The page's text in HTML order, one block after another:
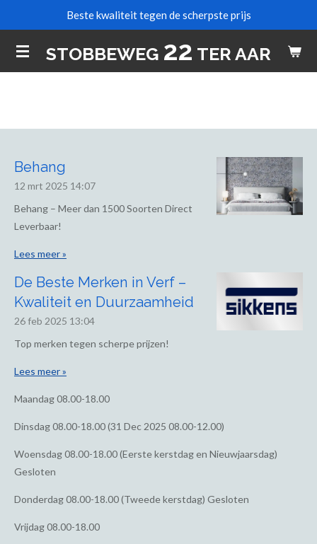
naar
de
STOBBEWEG 22 TER AAR
Beste kwaliteit tegen de scherpste prijs
Behang
12 mrt 2025 14:07
Behang – Meer dan 1500 Soorten Direct
Leverbaar!
Lees meer »
De Beste Merken in Verf –
Kwaliteit en Duurzaamheid
26 feb 2025 13:04
Top merken tegen scherpe prijzen!
Lees meer »
Maandag08.00-18.00
Dinsdag08.00-18.00 (31 Dec 2025 08.00-12.00)
Woensdag08.00-18.00 (Eerste kerstdag en Nieuwjaarsdag)
Gesloten
Donderdag08.00-18.00 (Tweede kerstdag) Gesloten
Vrijdag08.00-18.00